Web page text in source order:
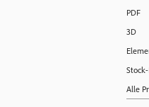
PDF
3D
Alle